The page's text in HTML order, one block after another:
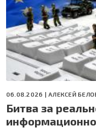
06.08.2026 | АЛЕКСЕЙ
Битва за